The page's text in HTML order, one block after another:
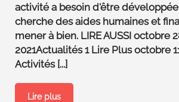
activité a besoin d'être
cherche des aides humaines et
mener à bien. LIRE AUSSI octobre
2021Actualités 1 Lire Plus octobre
Activités [...]
Lire plus